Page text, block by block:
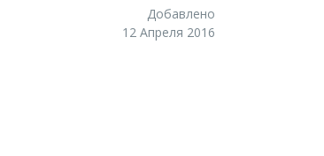
Добавлено
12 Апреля 2016